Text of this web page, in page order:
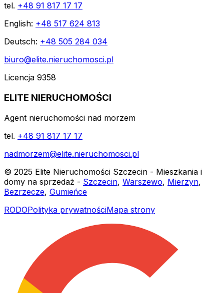
tel. +48 91 817 17 17
English: +48 517 624 813
Deutsch: +48 505 284 034
biuro@elite.nieruchomosci.pl
Licencja 9358
ELITE NIERUCHOMOŚCI
Agent nieruchomości nad morzem
tel. +48 91 817 17 17
nadmorzem@elite.nieruchomosci.pl
© 2025 Elite Nieruchomości Szczecin - Mieszkania i
domy na sprzedaż - Szczecin, Warszewo, Mierzyn,
Bezrzecze, Gumieńce
RODOPolityka prywatnościMapa strony